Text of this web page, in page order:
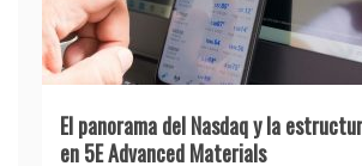
El panorama del Nasdaq y la
en 5E Advanced Materials